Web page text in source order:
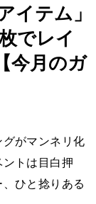
イテム」
でレイ
今月のガ
がマンネリ化
トは目白押
ひと捻りある